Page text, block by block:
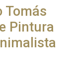
Tomás
Pintura